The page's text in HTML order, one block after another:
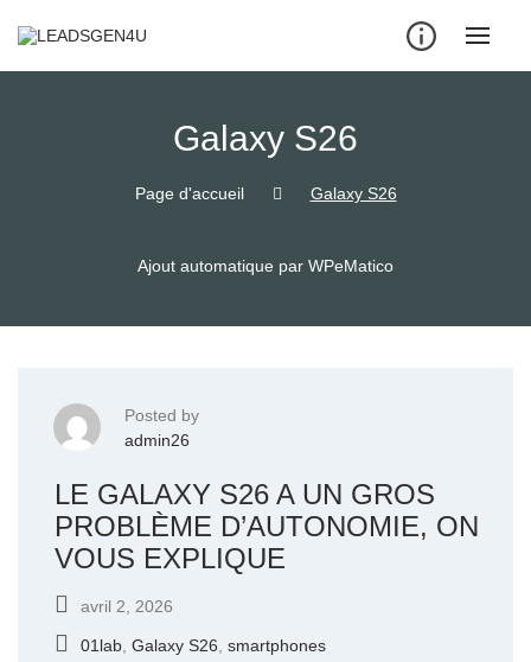
Galaxy S26
Page d'accueil Galaxy S26
Ajout automatique par WPeMatico
Posted by
admin26
LE GALAXY S26 A UN GROS
PROBLÈME D’AUTONOMIE, ON
VOUS EXPLIQUE
avril 2, 2026
01lab Galaxy S26 smartphones